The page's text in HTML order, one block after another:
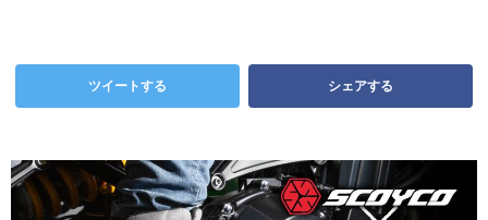
ツイートする シェアする